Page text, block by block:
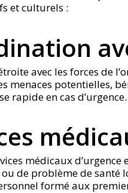
et culturels :
avec les forces de
menaces potentielles,
rapide en cas d’urgence.
médicaux
de problème de santé
formé aux